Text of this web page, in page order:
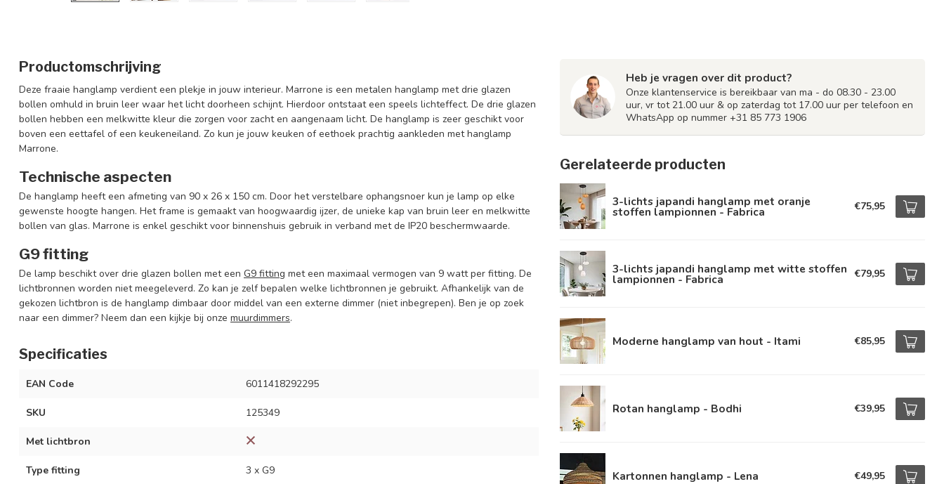
Productomschrijving
Deze fraaie hanglamp verdient een plekje in jouw interieur. Marrone is een metalen hanglamp met drie glazen
bollen omhuld in bruin leer waar het licht doorheen schijnt. Hierdoor ontstaat een speels lichteffect. De drie glazen
bollen hebben een melkwitte kleur die zorgen voor zacht en aangenaam licht. De hanglamp is zeer geschikt voor
boven een eettafel of een keukeneiland. Zo kun je jouw keuken of eethoek prachtig aankleden met hanglamp
Marrone.
Technische aspecten
De hanglamp heeft een afmeting van 90 x 26 x 150 cm. Door het verstelbare ophangsnoer kun je lamp op elke
gewenste hoogte hangen. Het frame is gemaakt van hoogwaardig ijzer, de unieke kap van bruin leer en melkwitte
bollen van glas. Marrone is enkel geschikt voor binnenshuis gebruik in verband met de IP20 beschermwaarde.
G9 fitting
De lamp beschikt over drie glazen bollen met een G9 fitting met een maximaal vermogen van 9 watt per fitting. De
lichtbronnen worden niet meegeleverd. Zo kan je zelf bepalen welke lichtbronnen je gebruikt. Afhankelijk van de
gekozen lichtbron is de hanglamp dimbaar door middel van een externe dimmer (niet inbegrepen). Ben je op zoek
naar een dimmer? Neem dan een kijkje bij onze muurdimmers.
Specificaties
EAN Code 6011418292295
SKU 125349
Met lichtbron
Type fitting 3 x G9
Heb je vragen over dit product?
Onze klantenservice is bereikbaar van ma - do 08.30 - 23.00
uur, vr tot 21.00 uur & op zaterdag tot 17.00 uur per telefoon en
WhatsApp op nummer +31 85 773 1906
Gerelateerde producten
3-lichts japandi hanglamp met oranje
stoffen lampionnen - Fabrica €75,95
3-lichts japandi hanglamp met witte stoffen
lampionnen - Fabrica €79,95
Moderne hanglamp van hout - Itami €85,95
Rotan hanglamp - Bodhi €39,95
Kartonnen hanglamp - Lena €49,95